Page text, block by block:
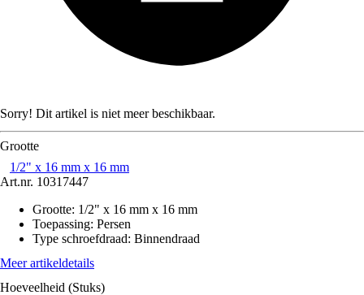
Sorry! Dit artikel is niet meer beschikbaar.
Grootte
1/2" x 16 mm x 16 mm
Art.nr. 10317447
Grootte: 1/2" x 16 mm x 16 mm
Toepassing: Persen
Type schroefdraad: Binnendraad
Meer artikeldetails
Hoeveelheid (Stuks)